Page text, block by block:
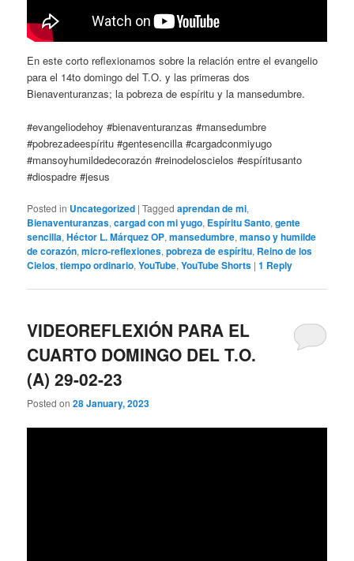
En este corto reflexionamos sobre la relación entre el evangelio
para el 14to domingo del T.O. y las primeras dos
Bienaventuranzas; la pobreza de espíritu y la mansedumbre.
#evangeliodehoy #bienaventuranzas #mansedumbre
#pobrezadeespíritu #gentesencilla #cargadconmiyugo
#mansoyhumildedecorazón #reinodeloscielos #espíritusanto
#diospadre #jesus
Posted in Uncategorized |Tagged aprendan de mi,
Bienaventuranzas,cargad con mi yugo, Espíritu Santo,gente
sencilla,Héctor L. Márquez OP,mansedumbre,manso y humilde
de corazón,micro-reflexiones,pobreza de espíritu, Reino de los
Cielos,tiempo ordinario,YouTube,YouTube Shorts |1 Reply
VIDEOREFLEXIÓN PARA EL
CUARTO DOMINGO DEL T.O.
(A) 29-02-23
Posted on28 January, 2023